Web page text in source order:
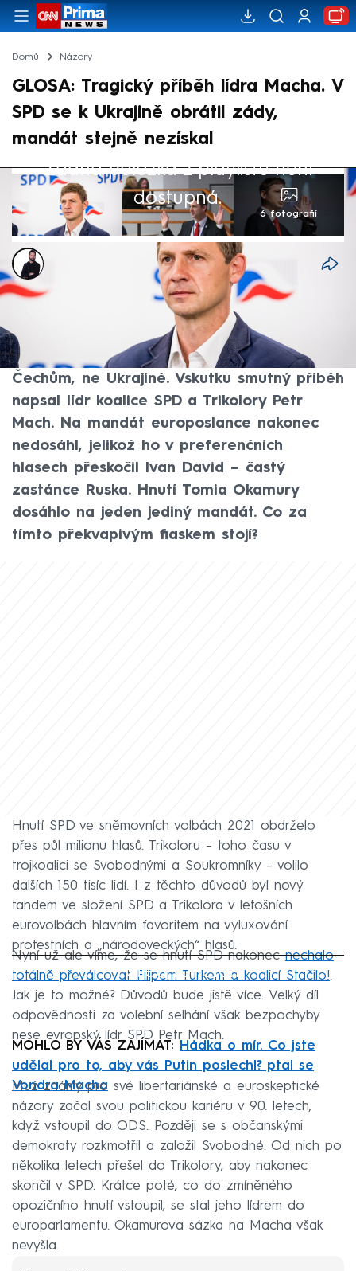
Domů Názory
GLOSA: Tragický příběh lídra Macha. V
SPD se k Ukrajině obrátil zády,
mandát stejně nezískal
Žádná položka z playlistu není
dostupná.
6 fotografií
Marek Veselý
11. čvn 2024, 09:29
Ještě před dvěma lety obdivoval
Volodymyra Zelenského, aby nakonec jeho
tvář skončila na billboardech: Peníze
Čechům, ne Ukrajině. Vskutku smutný příběh
napsal lídr koalice SPD a Trikolory Petr
Mach. Na mandát europoslance nakonec
nedosáhl, jelikož ho v preferenčních
hlasech přeskočil Ivan David – častý
zastánce Ruska. Hnutí Tomia Okamury
dosáhlo na jeden jediný mandát. Co za
tímto překvapivým fiaskem stojí?
Hnutí SPD ve sněmovních volbách 2021 obdrželo
přes půl milionu hlasů. Trikoloru – toho času v
trojkoalici se Svobodnými a Soukromníky – volilo
dalších 150 tisíc lidí. I z těchto důvodů byl nový
tandem ve složení SPD a Trikolora v letošních
eurovolbách hlavním favoritem na vyluxování
protestních a „národoveckých“ hlasů.
Failed to fetch
Nyní už ale víme, že se hnutí SPD nakonecnechalo
totálně převálcovat Filipem Turkem a koalicí Stačilo!.
Jak je to možné? Důvodů bude jistě více. Velký díl
odpovědnosti za volební selhání však bezpochyby
nese evropský lídr SPD Petr Mach.
MOHLO BY VÁS ZAJÍMAT:
Hádka o mír. Co jste
udělal pro to, aby vás Putin poslechl? ptal se
Vondra Macha
Muž známý pro své libertariánské a euroskeptické
názory začal svou politickou kariéru v 90. letech,
když vstoupil do ODS. Později se s občanskými
demokraty rozkmotřil a založil Svobodné. Od nich po
několika letech přešel do Trikolory, aby nakonec
skončil v SPD. Krátce poté, co do zmíněného
opozičního hnutí vstoupil, se stal jeho lídrem do
europarlamentu. Okamurova sázka na Macha však
nevyšla.